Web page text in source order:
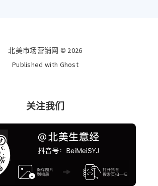
北美市场营销网 © 2026
Published with Ghost
关注我们